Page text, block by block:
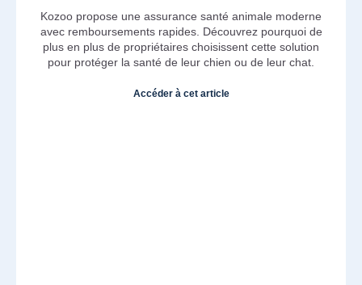
Kozoo propose une assurance santé animale moderne
avec remboursements rapides. Découvrez pourquoi de
plus en plus de propriétaires choisissent cette solution
pour protéger la santé de leur chien ou de leur chat.
Accéder à cet article